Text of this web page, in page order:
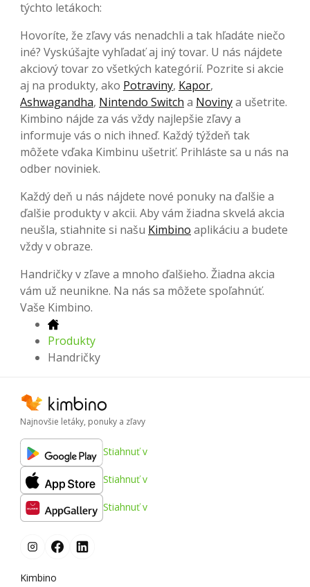
týchto letákoch:
Hovoríte, že zľavy vás nenadchli a tak hľadáte niečo
iné? Vyskúšajte vyhľadať aj iný tovar. U nás nájdete
akciový tovar zo všetkých kategórií. Pozrite si akcie
aj na produkty, ako Potraviny, Kapor,
Ashwagandha, Nintendo Switch a Novinya ušetrite.
Kimbino nájde za vás vždy najlepšie zľavy a
informuje vás o nich ihneď. Každý týždeň tak
môžete vďaka Kimbinu ušetriť. Prihláste sa u nás na
odber noviniek.
Každý deň u nás nájdete nové ponuky na ďalšie a
ďalšie produkty v akcii. Aby vám žiadna skvelá akcia
neušla, stiahnite si našu Kimbino aplikáciu a budete
vždy v obraze.
Handričky v zľave a mnoho ďalšieho. Žiadna akcia
vám už neunikne. Na nás sa môžete spoľahnúť.
Vaše Kimbino.
Produkty
Handričky
Najnovšie letáky, ponuky a zľavy
Stiahnuť v
Stiahnuť v
Stiahnuť v
Kimbino